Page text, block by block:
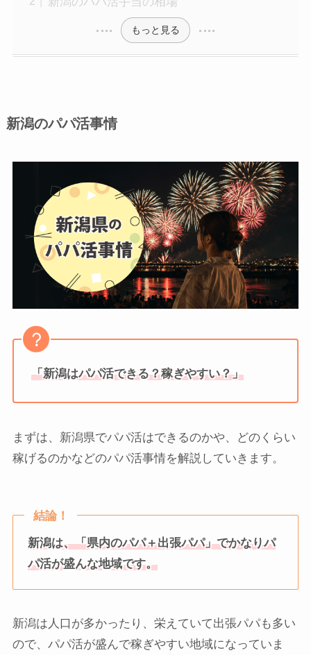
もっと見る
新潟のパパ活事情
「新潟はパパ活できる？稼ぎやすい？」
まずは、新潟県でパパ活はできるのかや、どのくらい
稼げるのかなどのパパ活事情を解説していきます。
結論！
新潟は、「県内のパパ＋出張パパ」でかなりパ
パ活が盛んな地域です。
新潟は人口が多かったり、栄えていて出張パパも多い
ので、パパ活が盛んで稼ぎやすい地域になっていま